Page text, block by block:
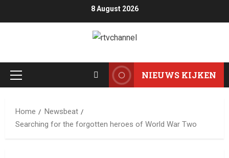
8 August 2026
NIEUWS KIJKEN
Home
Newsbeat
Searching for the forgotten heroes of World War Two